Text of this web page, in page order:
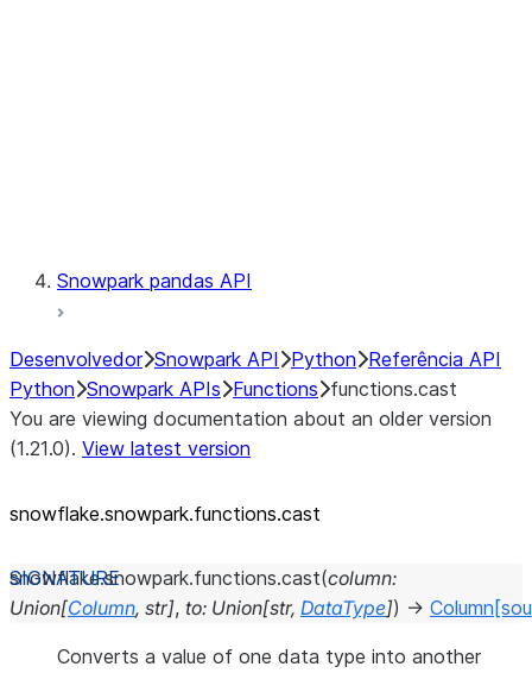
Snowpark pandas API
Desenvolvedor Snowpark API Python Referência API
Python Snowpark APIs Functions functions.cast
You are viewing documentation about an older version
(1.21.0). View latest version
snowflake.snowpark.functions.cast
snowflake.snowpark.functions.cast(column:
Union[Column, str], to: Union[str, DataType]) → Column
Converts a value of one data type into another